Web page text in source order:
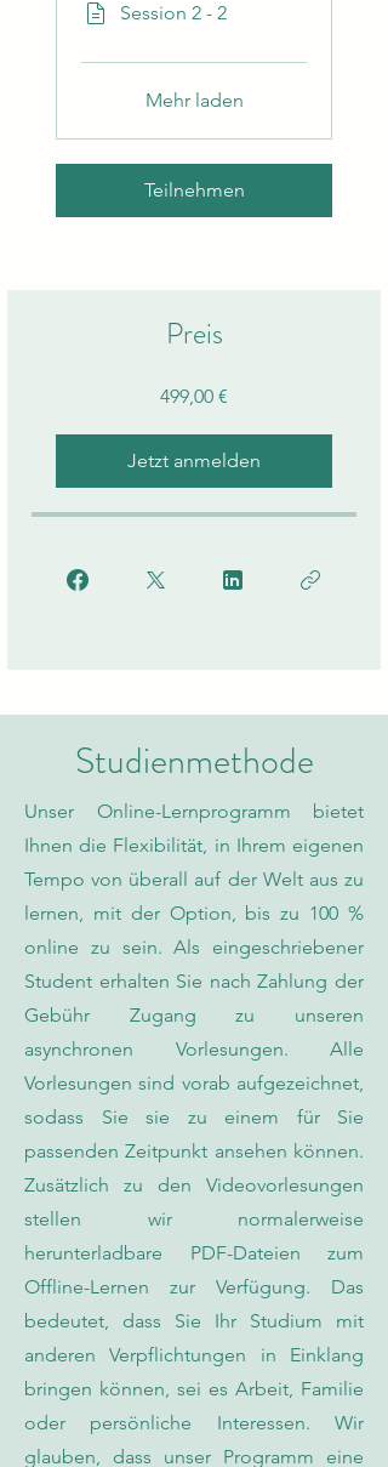
Session 2 - 2
Mehr laden
Teilnehmen
Preis
499,00 €
Jetzt anmelden
Studienmethode
Unser Online-Lernprogramm bietet
Ihnen die Flexibilität, in Ihrem eigenen
Tempo von überall auf der Welt aus zu
lernen, mit der Option, bis zu 100 %
online zu sein. Als eingeschriebener
Student erhalten Sie nach Zahlung der
Gebühr Zugang zu unseren
asynchronen Vorlesungen. Alle
Vorlesungen sind vorab aufgezeichnet,
sodass Sie sie zu einem für Sie
passenden Zeitpunkt ansehen können.
Zusätzlich zu den Videovorlesungen
stellen wir normalerweise
herunterladbare PDF-Dateien zum
Offline-Lernen zur Verfügung. Das
bedeutet, dass Sie Ihr Studium mit
anderen Verpflichtungen in Einklang
bringen können, sei es Arbeit, Familie
oder persönliche Interessen. Wir
glauben, dass unser Programm eine